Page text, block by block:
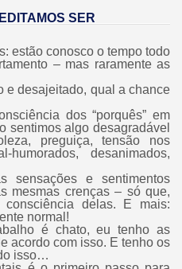
SER
estão conosco o tempo todo
– mas raramente as
e desajeitado, qual a chance
dos “porquês” em
sentimos algo desagradável
preguiça, tensão nos
desanimados,
e sentimentos
mesmas crenças – só que,
delas. E mais:
normal!
é chato, eu tenho as
acordo com isso. E tenho os
isso…